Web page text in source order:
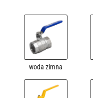
woda zimna